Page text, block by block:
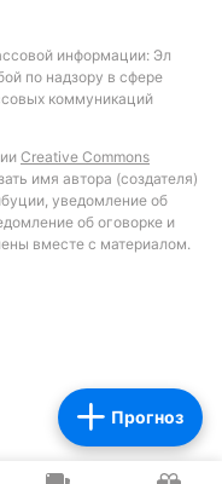
Прогноз
информации: Эл
по надзору в сфере
коммуникаций
Creative Commons
имя автора (создателя)
уведомление об
об оговорке и
вместе с материалом.